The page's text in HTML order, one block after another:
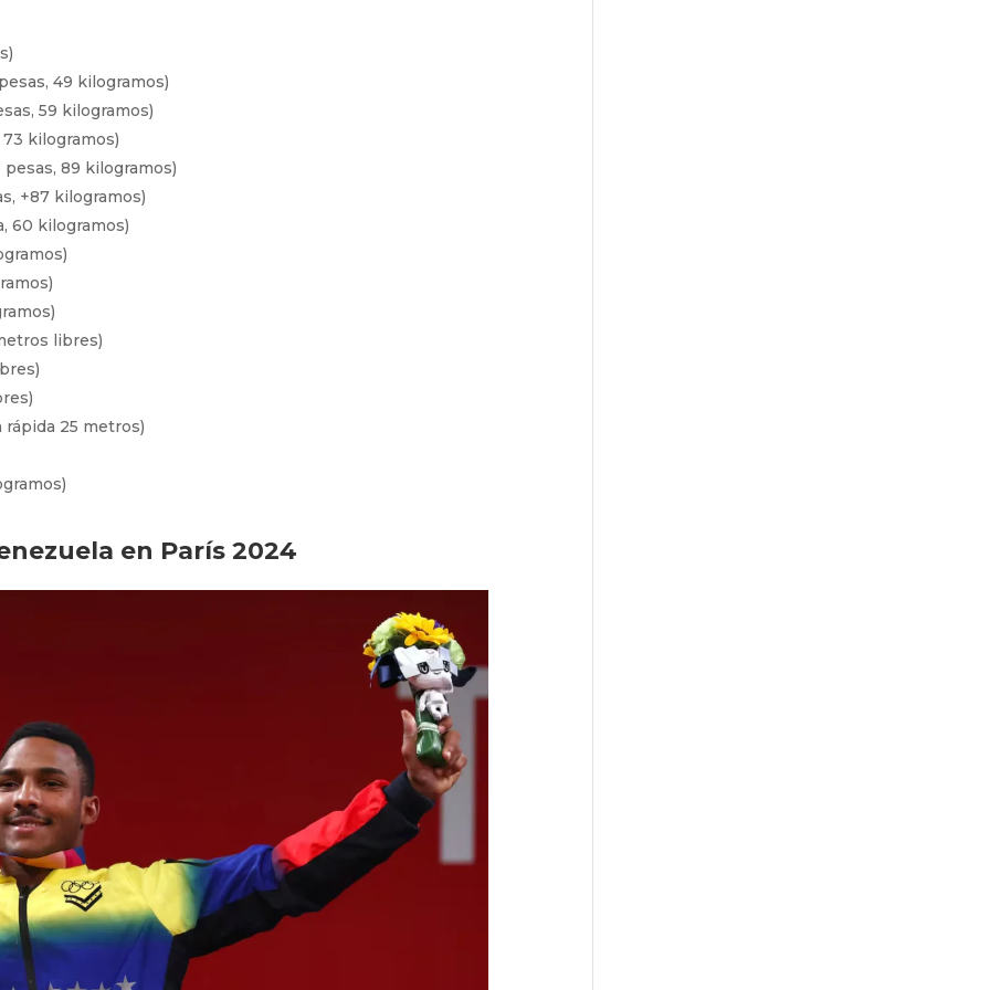
49 kilogramos)
59 kilogramos)
kilogramos)
89 kilogramos)
+87 kilogramos)
60 kilogramos)
libres)
25 metros)
en París 2024